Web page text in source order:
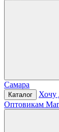
Самара
Каталог Хочу
Оптовикам